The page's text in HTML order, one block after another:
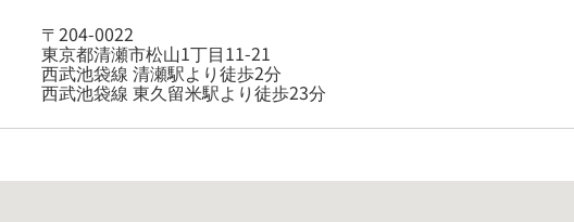
〒204-0022
東京都清瀬市松山1丁目11-21
西武池袋線 清瀬駅より徒歩2分
西武池袋線 東久留米駅より徒歩23分